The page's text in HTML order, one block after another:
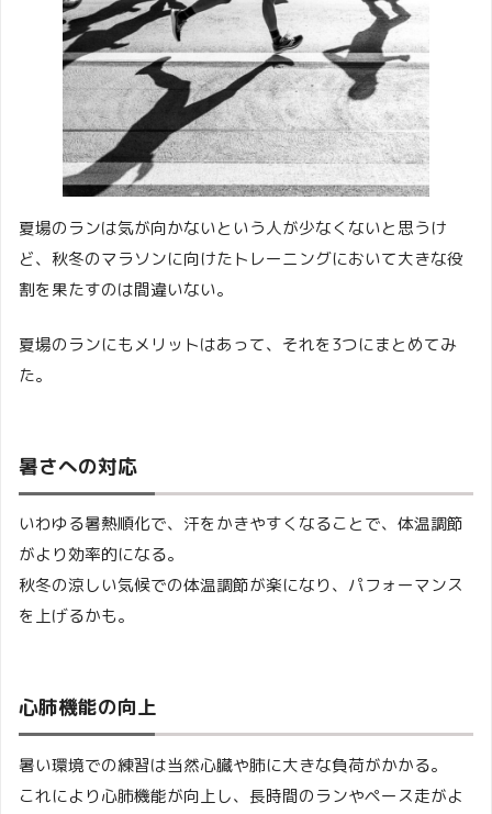
夏場のランは気が向かないという人が少なくないと思うけ
ど、秋冬のマラソンに向けたトレーニングにおいて大きな役
割を果たすのは間違いない。
夏場のランにもメリットはあって、それを3つにまとめてみ
た。
暑さへの対応
いわゆる暑熱順化で、汗をかきやすくなることで、体温調節
がより効率的になる。
秋冬の涼しい気候での体温調節が楽になり、パフォーマンス
を上げるかも。
心肺機能の向上
暑い環境での練習は当然心臓や肺に大きな負荷がかかる。
これにより心肺機能が向上し、長時間のランやペース走がよ